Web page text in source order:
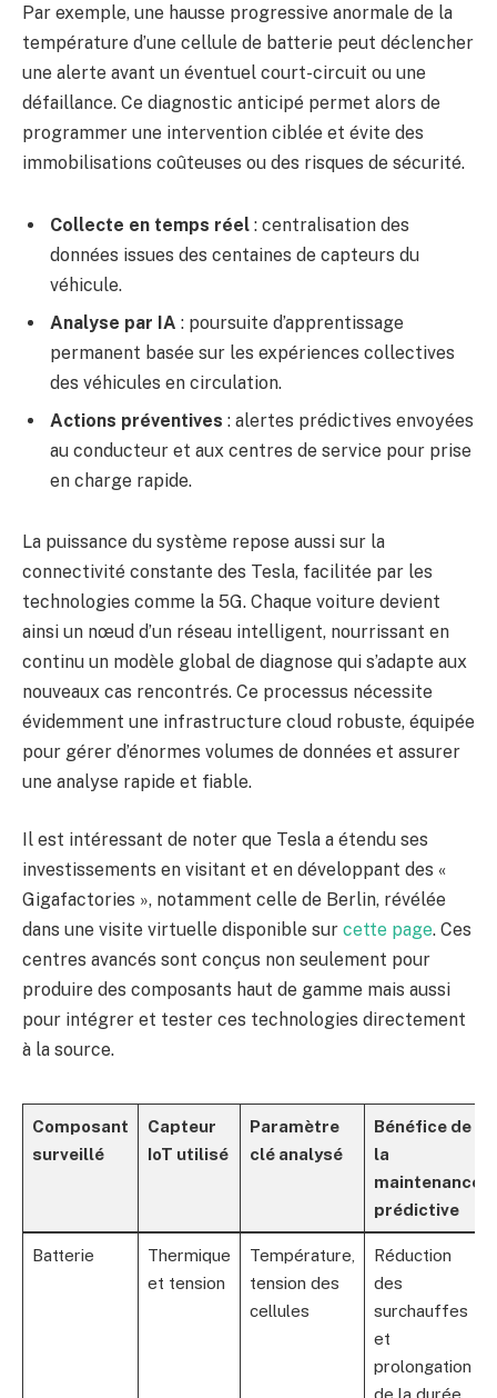
Par exemple, une hausse progressive anormale de la
température d’une cellule de batterie peut déclencher
une alerte avant un éventuel court-circuit ou une
défaillance. Ce diagnostic anticipé permet alors de
programmer une intervention ciblée et évite des
immobilisations coûteuses ou des risques de sécurité.
Collecte en temps réel : centralisation des
données issues des centaines de capteurs du
véhicule.
Analyse par IA : poursuite d’apprentissage
permanent basée sur les expériences collectives
des véhicules en circulation.
Actions préventives : alertes prédictives envoyées
au conducteur et aux centres de service pour prise
en charge rapide.
La puissance du système repose aussi sur la
connectivité constante des Tesla, facilitée par les
technologies comme la 5G. Chaque voiture devient
ainsi un nœud d’un réseau intelligent, nourrissant en
continu un modèle global de diagnose qui s’adapte aux
nouveaux cas rencontrés. Ce processus nécessite
évidemment une infrastructure cloud robuste, équipée
pour gérer d’énormes volumes de données et assurer
une analyse rapide et fiable.
Il est intéressant de noter que Tesla a étendu ses
investissements en visitant et en développant des «
Gigafactories », notamment celle de Berlin, révélée
dans une visite virtuelle disponible sur cette page. Ces
centres avancés sont conçus non seulement pour
produire des composants haut de gamme mais aussi
pour intégrer et tester ces technologies directement
à la source.
Composant
surveillé
Capteur
IoT utilisé
Paramètre
clé analysé
Bénéfice de
la
maintenance
prédictive
Batterie
Thermique
et tension
Température,
tension des
cellules
Réduction
des
surchauffes
et
prolongation
de la durée